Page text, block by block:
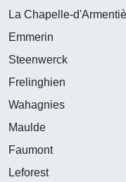
La Chapelle-
Emmerin
Steenwerck
Frelinghien
Wahagnies
Maulde
Faumont
Leforest